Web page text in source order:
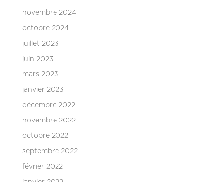
novembre 2024
octobre 2024
juillet 2023
juin 2023
mars 2023
janvier 2023
décembre 2022
novembre 2022
octobre 2022
septembre 2022
février 2022